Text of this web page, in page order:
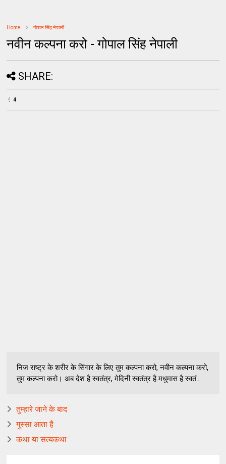
Home गोपाल सिंह नेपाली
नवीन कल्पना करो - गोपाल सिंह नेपाली
SHARE:
4
निज राष्ट्र के शरीर के सिंगार के लिए तुम कल्पना करो, नवीन कल्पना करो,
तुम कल्पना करो। अब देश है स्वतंत्र, मेदिनी स्वतंत्र है मधुमास है स्वतं...
तुम्हारे जाने के बाद
गुस्सा आता है
कथा या सत्यकथा